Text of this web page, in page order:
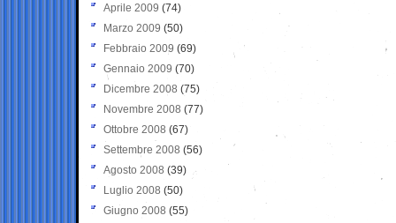
Aprile 2009 (74)
Marzo 2009 (50)
Febbraio 2009 (69)
Gennaio 2009 (70)
Dicembre 2008 (75)
Novembre 2008 (77)
Ottobre 2008 (67)
Settembre 2008 (56)
Agosto 2008 (39)
Luglio 2008 (50)
Giugno 2008 (55)